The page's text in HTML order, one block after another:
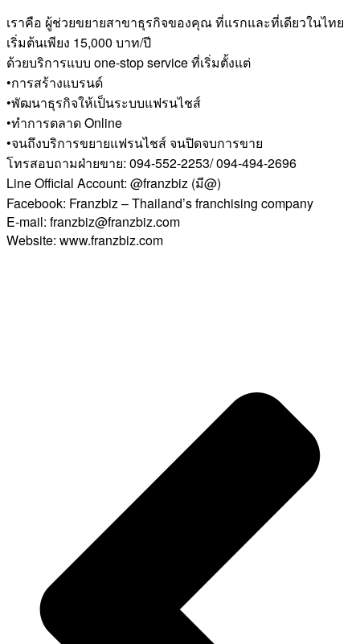
เราคือ ผู้ช่วยขยายสาขาธุรกิจของคุณ ที่แรกและที่เดียวในไทย
เริ่มต้นเพียง 15,000 บาท/ปี
ด้วยบริการแบบ one-stop service ที่เริ่มตั้งแต่
•การสร้างแบรนด์
•พัฒนาธุรกิจให้เป็นระบบแฟรนไชส์
•ทำการตลาด Online
•จนถึงบริการขยายแฟรนไชส์ จนปิดจบการขาย
โทรสอบถามฝ่ายขาย: 094-552-2253/ 094-494-2696
Line Official Account: @franzbiz (มี@)
Facebook: Franzbiz – Thailand’s franchising company
E-mail: franzbiz@franzbiz.com
Website: www.franzbiz.com